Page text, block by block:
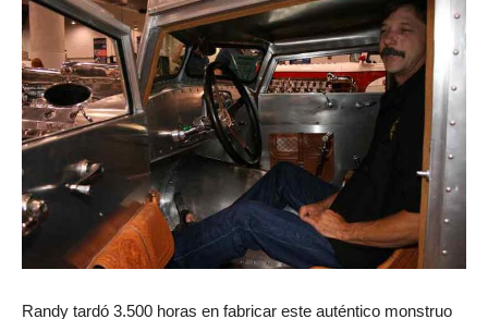
Randy tardó 3.500 horas en fabricar este auténtico monstruo